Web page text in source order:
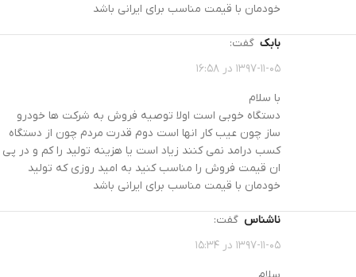
خودمان با قیمت مناسب برای ایرانی باشد
بابک گفت:
۱۳۹۷-۱۱-۰۵ در ۱۶:۵۸
با سلام
دستگاه خوبی است اولا توصیه فروش به شرکت ها خودرو
ساز چون عیب کار انها است دوم قدرت مردم چون از دستگاه
کسب درامد نمی کنند زیاد است یا هزینه تولید را کم و در پی
ان قیمت فروش را مناسب کنید به امید روزی که تولید
خودمان با قیمت مناسب برای ایرانی باشد
ناشناس گفت:
۱۳۹۷-۱۱-۰۵ در ۱۵:۳۴